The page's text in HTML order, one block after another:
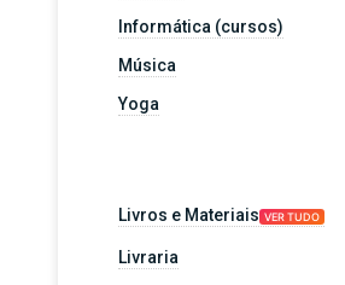
Informática (cursos)
Música
Yoga
Livros e Materiais VER TUDO
Livraria